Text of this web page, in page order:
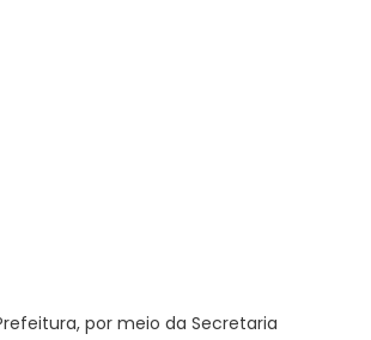
por meio da Secretaria